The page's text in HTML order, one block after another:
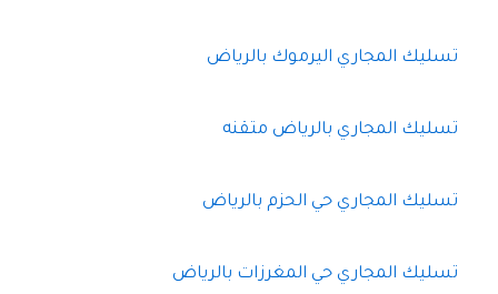
تسليك المجاري اليرموك بالرياض
تسليك المجاري بالرياض متقنه
تسليك المجاري حي الحزم بالرياض
تسليك المجاري حي المغرزات بالرياض